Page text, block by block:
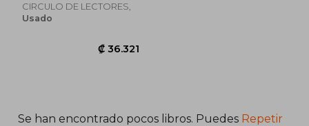
CIRCULO DE LECTORES,
Usado
Se han encontrado pocos libros. Puedes Repetir